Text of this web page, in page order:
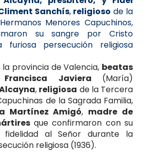
Sanchís, religioso de la
Menores Capuchinos,
su sangre por Cristo
furiosa persecución religiosa
la provincia de Valencia, beatas
Francisca Javiera (María)
, religiosa de la Tercera
de la Sagrada Familia,
Martínez Amigó, madre de
que confirmaron con su
fidelidad al Señor durante la
religiosa (1936).